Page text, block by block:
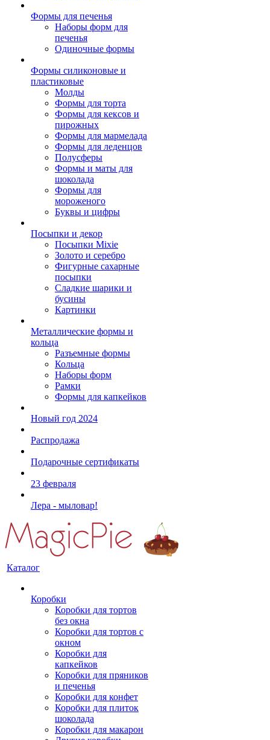
Формы для печенья
Наборы форм для
печенья
Одиночные формы
Формы силиконовые и
пластиковые
Молды
Формы для торта
Формы для кексов и
пирожных
Формы для мармелада
Формы для леденцов
Полусферы
Формы и маты для
шоколада
Формы для
мороженого
Буквы и цифры
Посыпки и декор
Посыпки Mixie
Золото и серебро
Фигурные сахарные
посыпки
Сладкие шарики и
бусины
Картинки
Металлические формы и
кольца
Разъемные формы
Кольца
Наборы форм
Рамки
Формы для капкейков
Новый год 2024
Распродажа
Подарочные сертификаты
23 февраля
Лера - мыловар!
Каталог
Коробки
Коробки для тортов
без окна
Коробки для тортов с
окном
Коробки для
капкейков
Коробки для пряников
и печенья
Коробки для конфет
Коробки для плиток
шоколада
Коробки для макарон